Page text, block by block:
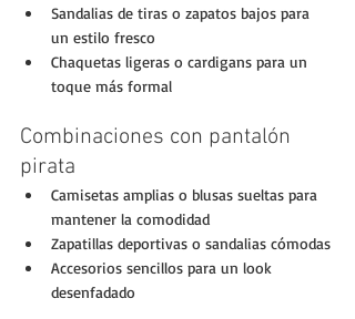
Sandalias de tiras o zapatos bajos para
un estilo fresco
Chaquetas ligeras o cardigans para un
toque más formal
Combinaciones con pantalón
pirata
Camisetas amplias o blusas sueltas para
mantener la comodidad
Zapatillas deportivas o sandalias cómodas
Accesorios sencillos para un look
desenfadado